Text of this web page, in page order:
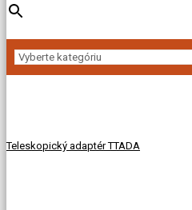
Teleskopický adaptér TTADA